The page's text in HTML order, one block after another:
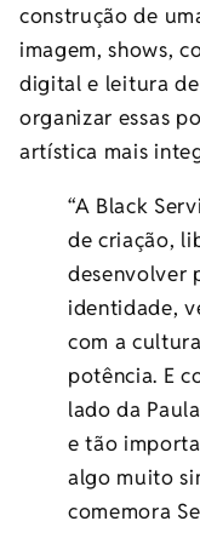
construção de
imagem, shows,
digital e leitura
organizar essas
artística mais
“A Black
de criação,
desenvolver
identidade,
com a
potência. E
lado da
e tão
algo muito
comemora